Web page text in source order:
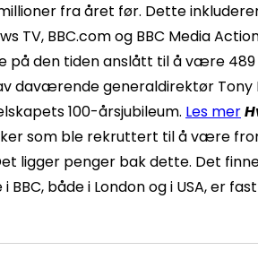
millioner fra året før. Dette
TV, BBC.com og BBC Media
på den tiden anslått til å være 489
daværende generaldirektør
100-årsjubileum. Les mer
som ble rekruttert til å være
ligger penger bak dette. Det
både i London og i USA, er